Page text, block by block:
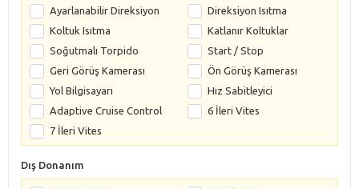
Ayarlanabilir Direksiyon
Direksiyon Isıtma
Koltuk Isıtma
Katlanır Koltuklar
Soğutmalı Torpido
Start / Stop
Geri Görüş Kamerası
Ön Görüş Kamerası
Yol Bilgisayarı
Hız Sabitleyici
Adaptive Cruise Control
6 İleri Vites
7 İleri Vites
Dış Donanım